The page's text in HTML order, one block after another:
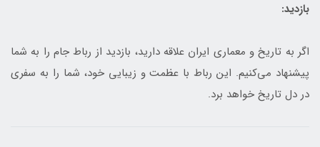
بازدید:
اگر به تاریخ و معماری ایران علاقه دارید، بازدید از رباط جام را به شما
پیشنهاد می‌کنیم. این رباط با عظمت و زیبایی خود، شما را به سفری
در دل تاریخ خواهد برد.